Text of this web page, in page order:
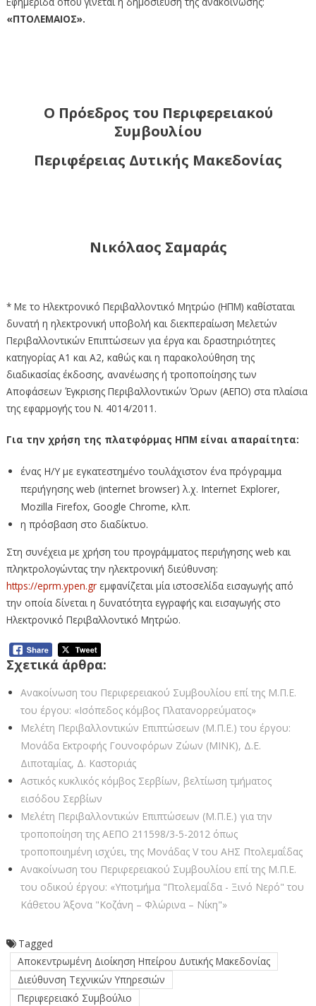
«ΠΤΟΛΕΜΑΙΟΣ».
Ο Πρόεδρος του Περιφερειακού
Συμβουλίου
Περιφέρειας Δυτικής Μακεδονίας
Νικόλαος Σαμαράς
* Με το Ηλεκτρονικό Περιβαλλοντικό Μητρώο (ΗΠΜ) καθίσταται
δυνατή η ηλεκτρονική υποβολή και διεκπεραίωση Μελετών
Περιβαλλοντικών Επιπτώσεων για έργα και δραστηριότητες
κατηγορίας Α1 και Α2, καθώς και η παρακολούθηση της
διαδικασίας έκδοσης, ανανέωσης ή τροποποίησης των
Αποφάσεων Έγκρισης Περιβαλλοντικών Όρων (ΑΕΠΟ) στα πλαίσια
της εφαρμογής του Ν. 4014/2011.
Για την χρήση της πλατφόρμας ΗΠΜ είναι απαραίτητα:
ένας Η/Υ με εγκατεστημένο τουλάχιστον ένα πρόγραμμα
περιήγησης web (internet browser) λ.χ. Internet Explorer,
Mozilla Firefox, Google Chrome, κλπ.
η πρόσβαση στο διαδίκτυο.
Στη συνέχεια με χρήση του προγράμματος περιήγησης web και
πληκτρολογώντας την ηλεκτρονική διεύθυνση:
https://eprm.ypen.grεμφανίζεται μία ιστοσελίδα εισαγωγής από
την οποία δίνεται η δυνατότητα εγγραφής και εισαγωγής στο
Ηλεκτρονικό Περιβαλλοντικό Μητρώο.
Σχετικά άρθρα:
Ανακοίνωση του Περιφερειακού Συμβουλίου επί της Μ.Π.Ε.
του έργου: «Ισόπεδος κόμβος Πλατανορρεύματος»
Μελέτη Περιβαλλοντικών Επιπτώσεων (Μ.Π.Ε.) του έργου:
Μονάδα Εκτροφής Γουνοφόρων Ζώων (ΜΙΝΚ), Δ.Ε.
Διποταμίας, Δ. Καστοριάς
Αστικός κυκλικός κόμβος Σερβίων, βελτίωση τμήματος
εισόδου Σερβίων
Μελέτη Περιβαλλοντικών Επιπτώσεων (Μ.Π.Ε.) για την
τροποποίηση της ΑΕΠΟ 211598/3-5-2012 όπως
τροποποιημένη ισχύει, της Μονάδας V του ΑΗΣ Πτολεμαΐδας
Ανακοίνωση του Περιφερειακού Συμβουλίου επί της Μ.Π.Ε.
του οδικού έργου: «Υποτμήμα "Πτολεμαΐδα - Ξινό Νερό" του
Κάθετου Άξονα "Κοζάνη – Φλώρινα – Νίκη"»
Tagged
Αποκεντρωμένη Διοίκηση Ηπείρου Δυτικής Μακεδονίας
Διεύθυνση Τεχνικών Υπηρεσιών
Περιφερειακό Συμβούλιο